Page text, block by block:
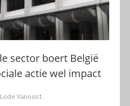
sector boert België
actie wel impact
Lode Vanoost